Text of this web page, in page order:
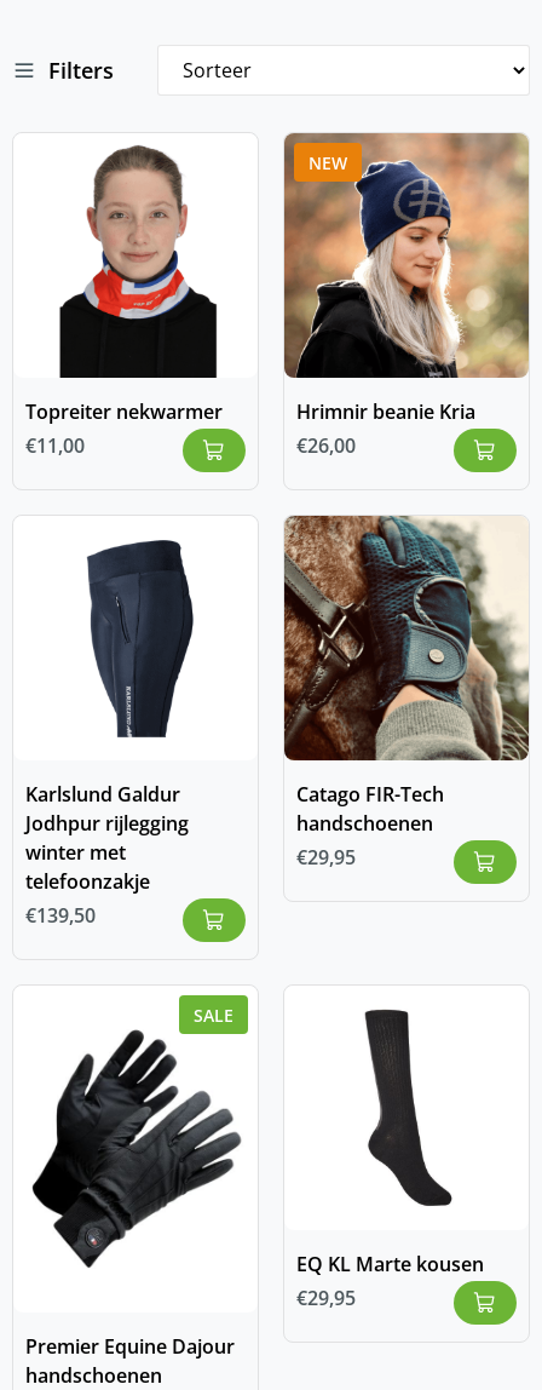
Filters
Topreiter nekwarmer
€11,00
NEW
Hrimnir beanie Kria
€26,00
Karlslund Galdur
Jodhpur rijlegging
winter met
telefoonzakje
€139,50
Catago FIR-Tech
handschoenen
€29,95
SALE
Premier Equine Dajour
handschoenen
EQ KL Marte kousen
€29,95